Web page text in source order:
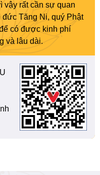
vậy rất cần sự quan
Tăng Ni, quý Phật
có được kinh phí
và lâu dài.